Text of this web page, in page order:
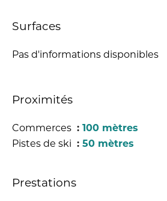
Surfaces
Pas d'informations disponibles
Proximités
Commerces
100 mètres
Pistes de ski
50 mètres
Prestations